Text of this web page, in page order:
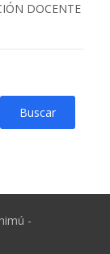
DOCENTE
Buscar
-